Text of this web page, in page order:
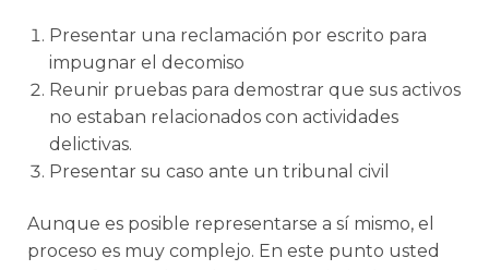
Presentar una reclamación por escrito para
impugnar el decomiso
Reunir pruebas para demostrar que sus activos
no estaban relacionados con actividades
delictivas.
Presentar su caso ante un tribunal civil
Aunque es posible representarse a sí mismo, el
proceso es muy complejo. En este punto usted